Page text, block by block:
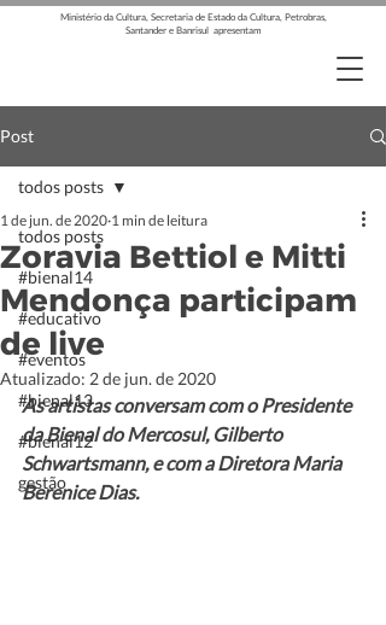
Ministério da Cultura, Secretaria de Estado da Cultura, Petrobras,
Santander e Banrisul apresentam
Post
todos posts
#bienal14
#educativo
#eventos
#bienal13
#bienal12
gestão
todos posts
Zoravia Bettiol e Mitti
Mendonça participam
de live
1 de jun. de 2020 1 min de leitura
Atualizado: 2 de jun. de 2020
As artistas conversam com o Presidente
da Bienal do Mercosul, Gilberto
Schwartsmann, e com a Diretora Maria
Berenice Dias.